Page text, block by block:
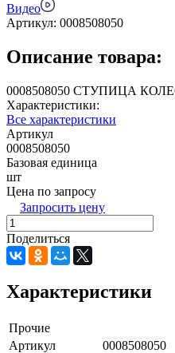
Видео
Артикул: 0008508050
Описание товара:
0008508050
Характеристики:
Все характеристики
Артикул
0008508050
Базовая единица
шт
Цена по запросу
Запросить цену
Поделиться
Характеристики
Прочие
Артикул
0008508050